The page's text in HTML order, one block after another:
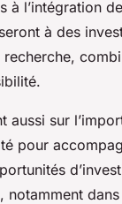
à l’intégration
à des
aussi sur
pour
notamment